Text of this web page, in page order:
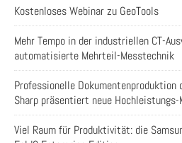
Kostenloses Webinar zu GeoTools
Mehr Tempo in der industriellen CT-
automatisierte Mehrteil-Messtechnik
Professionelle
Sharp präsentiert neue Hochleistungs-
Viel Raum für Produktivität: die